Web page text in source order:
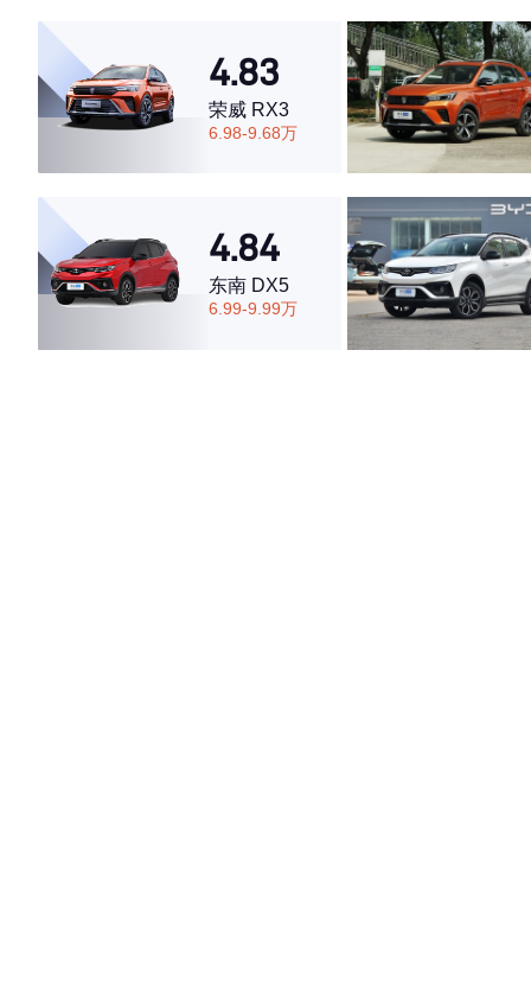
·空间表现较为优秀，优于91%同级车
4.83
荣威 RX3
6.98-9.68万
4.84
东南 DX5
6.99-9.99万